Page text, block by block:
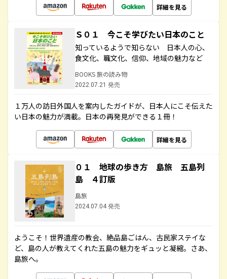
詳細を見る
Ｓ０１ 今こそ学びたい日本のこと
知っているようで知らない 日本人の心、
食文化、職文化、信仰、地域の魅力など
BOOKS 旅の読み物
2022.07.21 発売
１万人の訪日外国人を案内したガイドが、日本人にこそ伝えた
い日本の魅力が満載。日本の再発見ができる１冊！
詳細を見る
０１ 地球の歩き方 島旅 五島列
島 ４訂版
島旅
2024.07.04 発売
ようこそ！世界遺産の教会、絶品島ごはん、古民家ステイな
ど、島の人が教えてくれた五島の魅力をギュッと凝縮。さあ、
島旅へ。